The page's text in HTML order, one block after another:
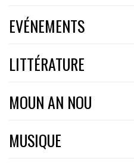
EVÉNEMENTS
LITTÉRATURE
MOUN AN NOU
MUSIQUE